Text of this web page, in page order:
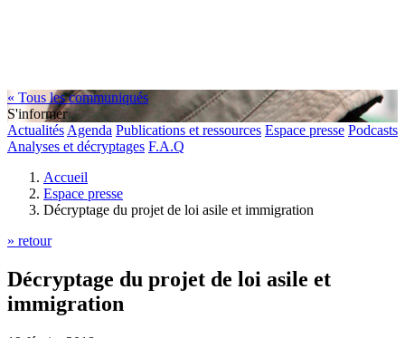
« Tous les communiqués
S'informer
Actualités Agenda Publications et ressources Espace presse Podcasts
Analyses et décryptages F.A.Q
Accueil
Espace presse
Décryptage du projet de loi asile et immigration
» retour
Décryptage du projet de loi asile et
immigration